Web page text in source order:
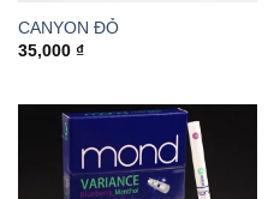
CANYON ĐỎ
35,000 ₫